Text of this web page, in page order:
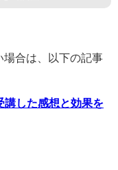
場合は、以下の記事
講した感想と効果を